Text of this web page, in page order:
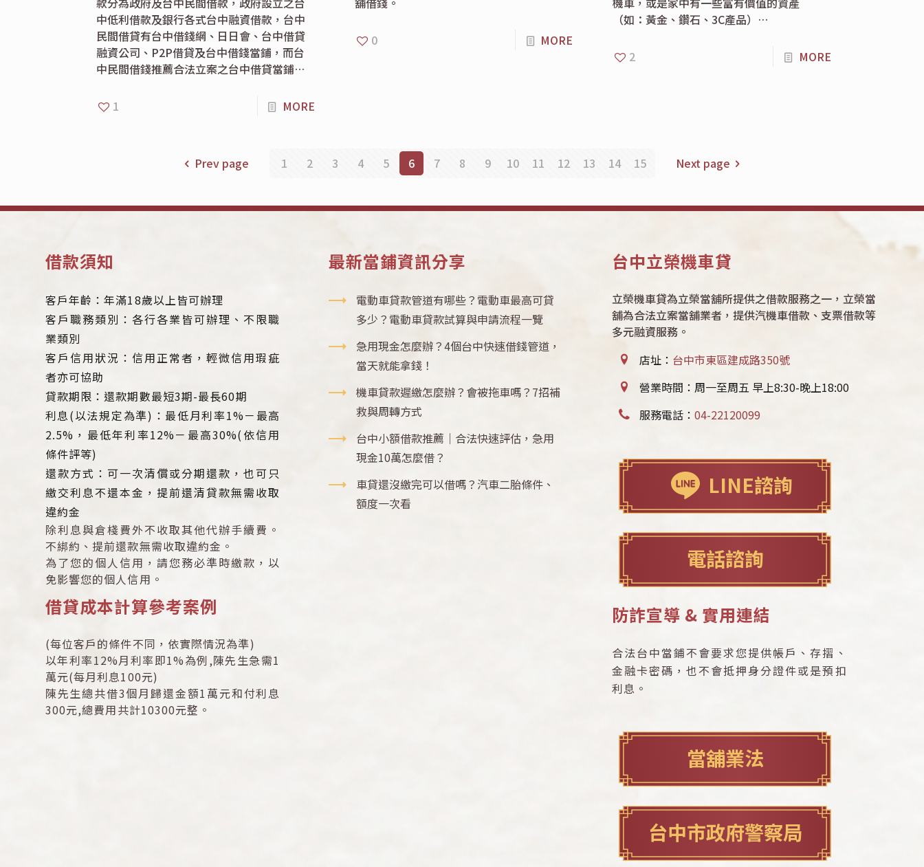
中低利借款及銀行各式台中融資借款，台中
民間借貸有台中借錢網、日日會、台中借貸
融資公司、P2P借貸及台中借錢當鋪，而台
中民間借錢推薦合法立案之台中借貸當鋪…
1 MORE
0 MORE
（如：黃金、鑽石、3C產品）…
2 MORE
Prev page 1 2 3 4 5 6 7 8 9 10 11 12 13 14 15 Next page
借款須知
客戶年齡：年滿18歲以上皆可辦理
客戶職務類別：各行各業皆可辦理、不限職
業類別
客戶信用狀況：信用正常者，輕微信用瑕疵
者亦可協助
貸款期限：還款期數最短3期-最長60期
利息(以法規定為準)：最低月利率1%－最高
2.5%，最低年利率12%－最高30%(依信用
條件評等)
還款方式：可一次清償或分期還款，也可只
繳交利息不還本金，提前還清貸款無需收取
違約金
除利息與倉棧費外不收取其他代辦手續費。
不綁約、提前還款無需收取違約金。
為了您的個人信用，請您務必準時繳款，以
免影響您的個人信用。
借貸成本計算參考案例
(每位客戶的條件不同，依實際情況為準)
以年利率12%月利率即1%為例,陳先生急需1
萬元(每月利息100元)
陳先生總共借3個月歸還金額1萬元和付利息
300元,總費用共計10300元整。
最新當鋪資訊分享
電動車貸款管道有哪些？電動車最高可貸
多少？電動車貸款試算與申請流程一覽
急用現金怎麼辦？4個台中快速借錢管道，
當天就能拿錢！
機車貸款遲繳怎麼辦？會被拖車嗎？7招補
救與周轉方式
台中小額借款推薦｜合法快速評估，急用
現金10萬怎麼借？
車貸還沒繳完可以借嗎？汽車二胎條件、
額度一次看
台中立榮機車貸
立榮機車貸為立榮當舖所提供之借款服務之一，立榮當
舖為合法立案當舖業者，提供汽機車借款、支票借款等
多元融資服務。
店址： 台中市東區建成路350號
營業時間：周一至周五 早上8:30-晚上18:00
服務電話：04-22120099
LINE諮詢
電話諮詢
防詐宣導 & 實用連結
合法台中當鋪不會要求您提供帳戶、存摺、
金融卡密碼，也不會抵押身分證件或是預扣
利息。
當舖業法
台中市政府警察局